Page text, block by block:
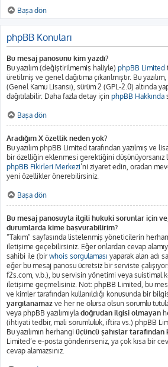
Başa dön
phpBB Konuları
Bu mesaj panosunu kim yazdı?
Bu yazılım (değiştirilmemiş haliyle) phpBB Limited
üretilmiş ve genel dağıtıma çıkarılmıştır. Bu
(Genel Kamu Lisansı), sürüm 2 (GPL-2.0) altında
dağıtılabilir. Daha fazla detay için phpBB Hakkında
Başa dön
Aradığım X özellik neden yok?
Bu yazılım phpBB Limited tarafından yazılmış ve
bir özelliğin eklenmesi gerektiğini düşünüyorsanız
phpBB Fikirleri Merkezi’ni ziyaret edin, oradan
yeni özellikler önerebilirsiniz.
Başa dön
Bu mesaj panosuyla ilgili hukuki sorunlar için
durumlarda kime başvurabilirim?
“Takım” sayfasında listelenmiş yöneticilerin
iletişime geçebilirsiniz. Eğer onlardan cevap
sahibi ile (birwhois sorgulaması yaparak alan adı
eğer bu mesaj panosu ücretsiz bir serviste
f2s.com, v.b.), bu servisin yönetimi veya suistimal
iletişime geçmelisiniz. Not: phpBB Limited, bu
ve kimler tarafından kullanıldığı konusunda bir
yargılanamaz ve her ne olursa olsun sorumlu
veya phpBB yazılımıyla doğrudan ilgisi olmayan
(ihtiyati tedbir, mali sorumluluk, iftira vs.) phpBB
Bu yazılımın herhangi üçüncü şahıslar
Limited’e e-posta gönderirseniz, ya çok kısa bir
cevap alamazsınız.